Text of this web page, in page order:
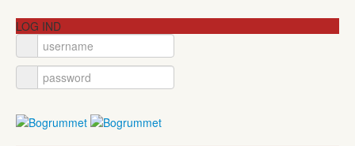
LOG IND